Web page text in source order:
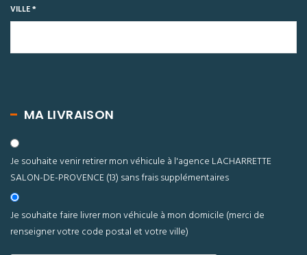
VILLE *
MA LIVRAISON
Je souhaite venir retirer mon véhicule à l'agence LACHARRETTE
SALON-DE-PROVENCE (13) sans frais supplémentaires
Je souhaite faire livrer mon véhicule à mon domicile (merci de
renseigner votre code postal et votre ville)